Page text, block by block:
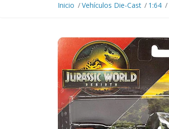
Inicio Vehículos Die-Cast 1:64